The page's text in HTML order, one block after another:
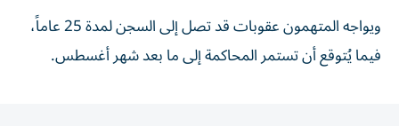
ويواجه المتهمون عقوبات قد تصل إلى السجن لمدة 25 عاماً،
فيما يُتوقع أن تستمر المحاكمة إلى ما بعد شهر أغسطس.